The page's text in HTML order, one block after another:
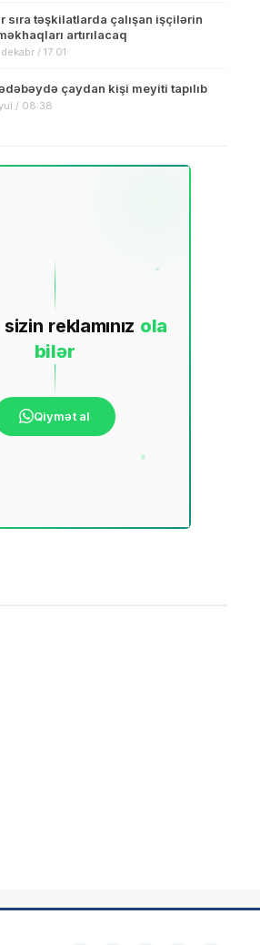
sıra təşkilatlarda çalışan işçilərin
artırılacaq
dekabr / 17:01
çaydan kişi meyiti tapılıb
/ 08:38
sizin reklamınız ola
bilər
Qiymət al